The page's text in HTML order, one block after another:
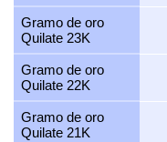
Gramo de oro
Quilate 23K
Gramo de oro
Quilate 22K
Gramo de oro
Quilate 21K